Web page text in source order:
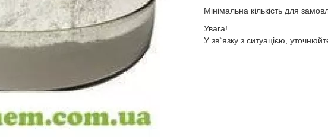
Мінімальна кількість для
Увага!
У зв`язку з ситуацією,